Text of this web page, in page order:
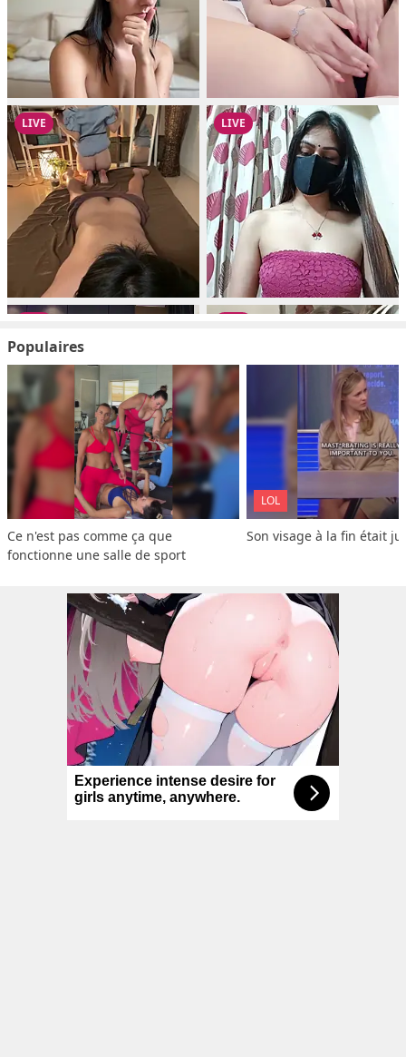
Populaires
Ce n'est pas comme ça que
fonctionne une salle de sport
LOL
Son visage à la fin était